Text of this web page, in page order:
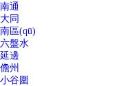
南通
大同
南區(qū)
六盤水
延邊
儋州
小谷圍